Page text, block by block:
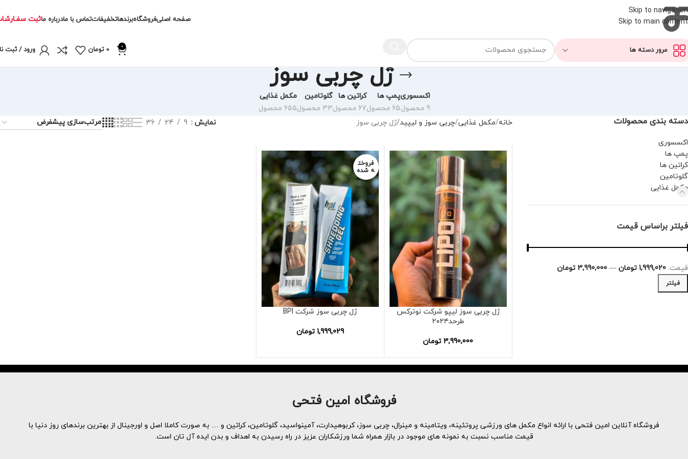
Skip to navigation
Skip to main content
صفحه اصلیفروشگاهبرندهاتخفیفاتتماس با مادرباره ماثبت
مرور دسته ها 0
0 تومان ورود / ثبت
ژل چربی سوز
اکسسوری
9 محصول
پمپ ها
65 محصول
کراتین ها
67 محصول
گلوتامین
33 محصول
مکمل غذایی
655 محصول
دسته بندی محصولات
اکسسوری
پمپ ها
کراتین ها
گلوتامین
مکمل غذایی
فیلتر براساس قیمت
فیلتر
قیمت: 1,999,020 تومان — 3,990,000 تومان
خانه مکمل غذایی چربی سوز و لیپید ژل چربی سوز نمایش 9
24
36
ژل چربی سوز لیپو شرکت نوترکس
طرحد۲۰۲۴
3,990,000 تومان
فروخت
ه شده
ژل چربی سوز شرکت BPI
1,999,029 تومان
فروشگاه امین فتحی
فروشگاه آنلاین امین فتحی با ارائه انواع مکمل های ورزشی پروتئینه، ویتامینه و مینرال، چربی سوز، کربوهیدارت، آمینواسید، گلوتامین، کراتین و … به صورت کاملا اصل و اورجینال از بهترین برندهای روز دنیا با
قیمت مناسب نسبت به نمونه های موجود در بازار همراه شما ورزشکاران عزیز در راه رسیدن به اهداف و بدن ایده آل تان است.